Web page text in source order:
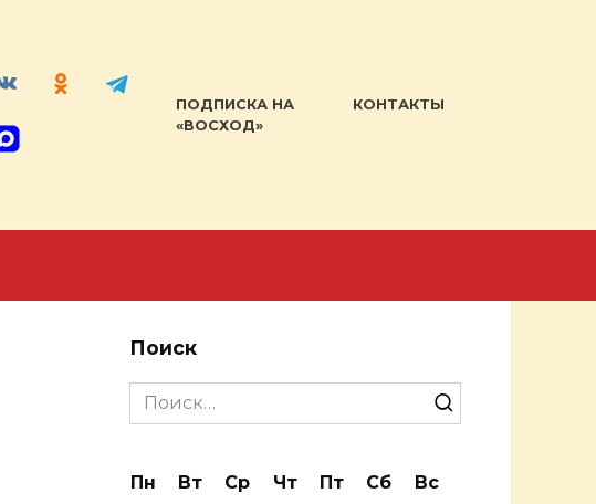
ПОДПИСКА НА
«ВОСХОД»
КОНТАКТЫ
Поиск
Search
for:
Пн Вт Ср Чт Пт Сб
Вс